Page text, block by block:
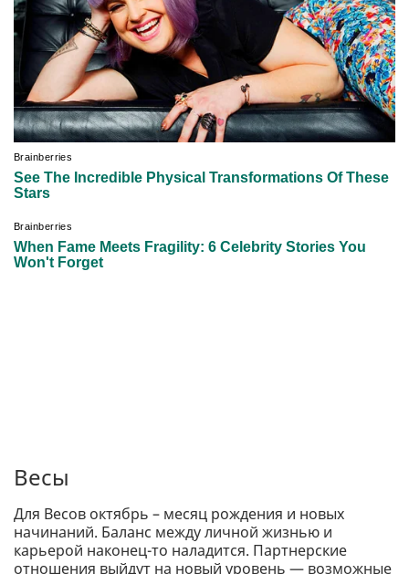
Весы
Для Весов октябрь – месяц рождения и новых
начинаний. Баланс между личной жизнью и
карьерой наконец-то наладится. Партнерские
отношения выйдут на новый уровень — возможные